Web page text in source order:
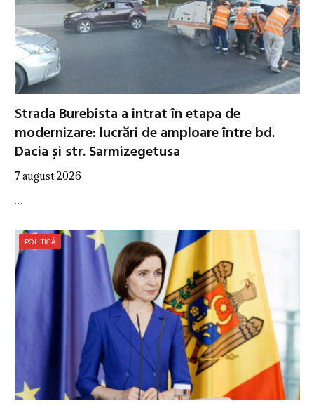
Strada Burebista a intrat în etapa de
modernizare: lucrări de amploare între bd.
Dacia și str. Sarmizegetusa
7 august 2026
…
POLITICĂ